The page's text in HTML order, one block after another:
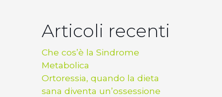
Articoli recenti
Che cos’è la Sindrome
Metabolica
Ortoressia, quando la dieta
sana diventa un’ossessione